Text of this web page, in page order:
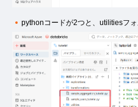
pythonコードが2つと、utilitiesフ